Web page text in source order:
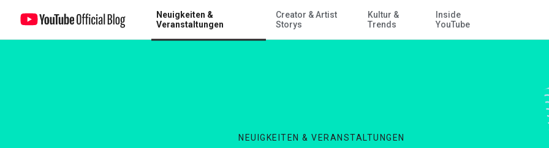
Zum Hauptinhalt springen
Neuigkeiten &
Veranstaltungen
Creator & Artist
Storys
Kultur &
Trends
Inside
YouTube
Kanal mit einer Google+ Seite verknüpfen
NEUIGKEITEN & VERANSTALTUNGEN